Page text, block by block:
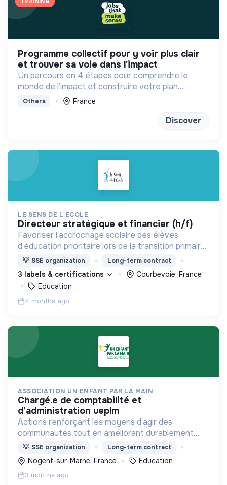
programme collectif pour y voir plus clair
et trouver sa voie dans l'impact
Un parcours en 4 étapes pour comprendre le
monde de l’impact et construire votre plan
d'actions à votre rythme avec les bons outils et la
Others France
Discover
LE SENS DE L'ECOLE
directeur stratégique et financier (h/f)
Favoriser l’accrochage scolaire des élèves
d’éducation prioritaire lors de la transition primaire-
collège, pour leur permettre de prendre
pleinement leur place à l’école et dans la société.
💡 SSE organization Long-term contract
3 labels & certifications
Courbevoie, France
Education
4 months ago
ASSOCIATION UN ENFANT PAR LA MAIN
chargé.e de comptabilité et
d’administration ueplm
Actions renforçant les moyens d’agir des
communautés tout en améliorant durablement
leurs conditions de vie, en permettant aux enfants
de s’épanouir et de développer leur plein
potentiel.
💡 SSE organization Long-term contract
Nogent-sur-Marne, France Education
3 months ago